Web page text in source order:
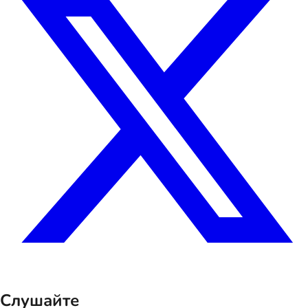
Слушайте